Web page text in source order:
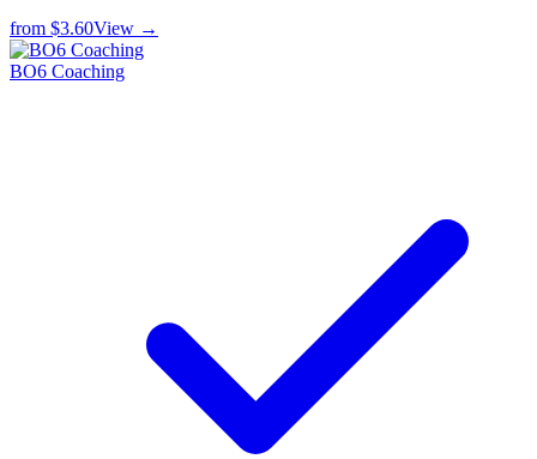
from $3.60View →
BO6 Coaching